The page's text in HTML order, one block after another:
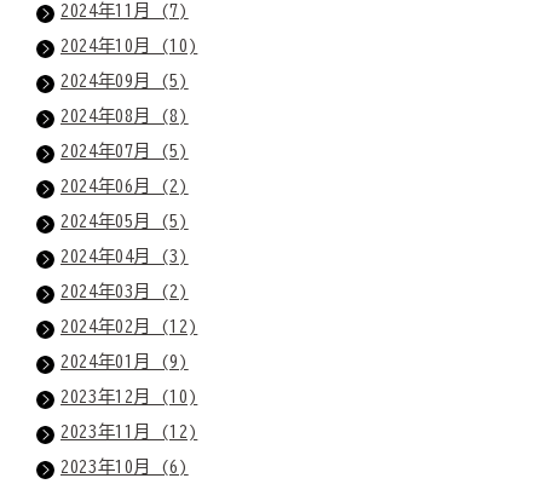
2024年11月 (7)
2024年10月 (10)
2024年09月 (5)
2024年08月 (8)
2024年07月 (5)
2024年06月 (2)
2024年05月 (5)
2024年04月 (3)
2024年03月 (2)
2024年02月 (12)
2024年01月 (9)
2023年12月 (10)
2023年11月 (12)
2023年10月 (6)